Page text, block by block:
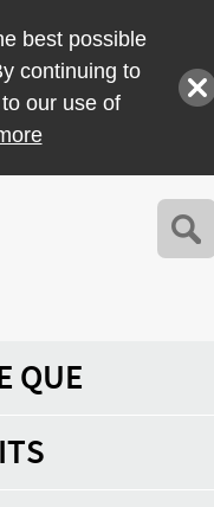
best possible
continuing to
our use of
QUE